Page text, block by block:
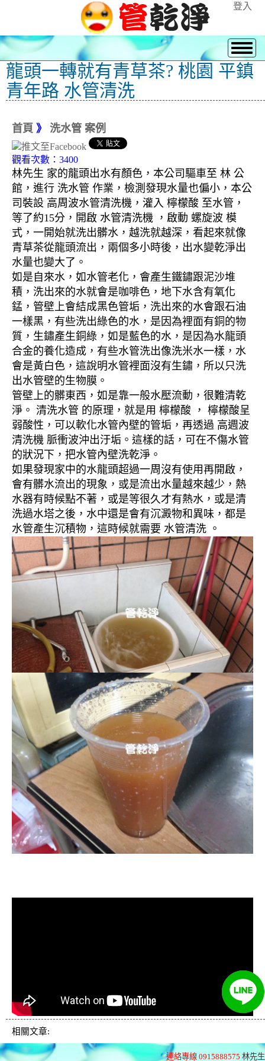
登入
龍頭一轉就有青草茶? 桃園 平鎮
青年路 水管清洗
首頁 》 洗水管 案例
觀看次數：3400
林先生 家的龍頭出水有顏色，本公司驅車至 林 公
館，進行 洗水管 作業，檢測發現水量也偏小，本公
司裝設 高周波水管清洗機，灌入 檸檬酸 至水管，
等了約15分，開啟 水管清洗機 ，啟動 螺旋波 模
式，一開始就洗出髒水，越洗就越深，看起來就像
青草茶從龍頭流出，兩個多小時後，出水變乾淨出
水量也變大了。
如是自來水，如水管老化，會產生鐵鏽跟泥沙堆
積，洗出來的水就會是咖啡色，地下水含有氧化
錳，管壁上會結成黑色管垢，洗出來的水會跟石油
一樣黑，有些洗出綠色的水，是因為裡面有銅的物
質，生鏽產生銅綠，如是藍色的水，是因為水龍頭
合金的養化造成，有些水管洗出像洗米水一樣，水
會是黃白色，這說明水管裡面沒有生鏽，所以只洗
出水管壁的生物膜。
管壁上的髒東西，如是靠一般水壓流動，很難清乾
淨。 清洗水管 的原理，就是用 檸檬酸 ， 檸檬酸呈
弱酸性，可以軟化水管內壁的管垢，再透過 高週波
清洗機 脈衝波沖出汙垢。這樣的話，可在不傷水管
的狀況下，把水管內壁洗乾淨。
如果發現家中的水龍頭超過一周沒有使用再開啟，
會有髒水流出的現象，或是流出水量越來越少，熱
水器有時候點不著，或是等很久才有熱水，或是清
洗過水塔之後，水中還是會有沉澱物和異味，都是
水管產生沉積物，這時候就需要 水管清洗 。
相關文章:
連絡專線 0915888575 林先生